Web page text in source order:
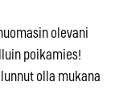
olevani
poikamies!
olla mukana